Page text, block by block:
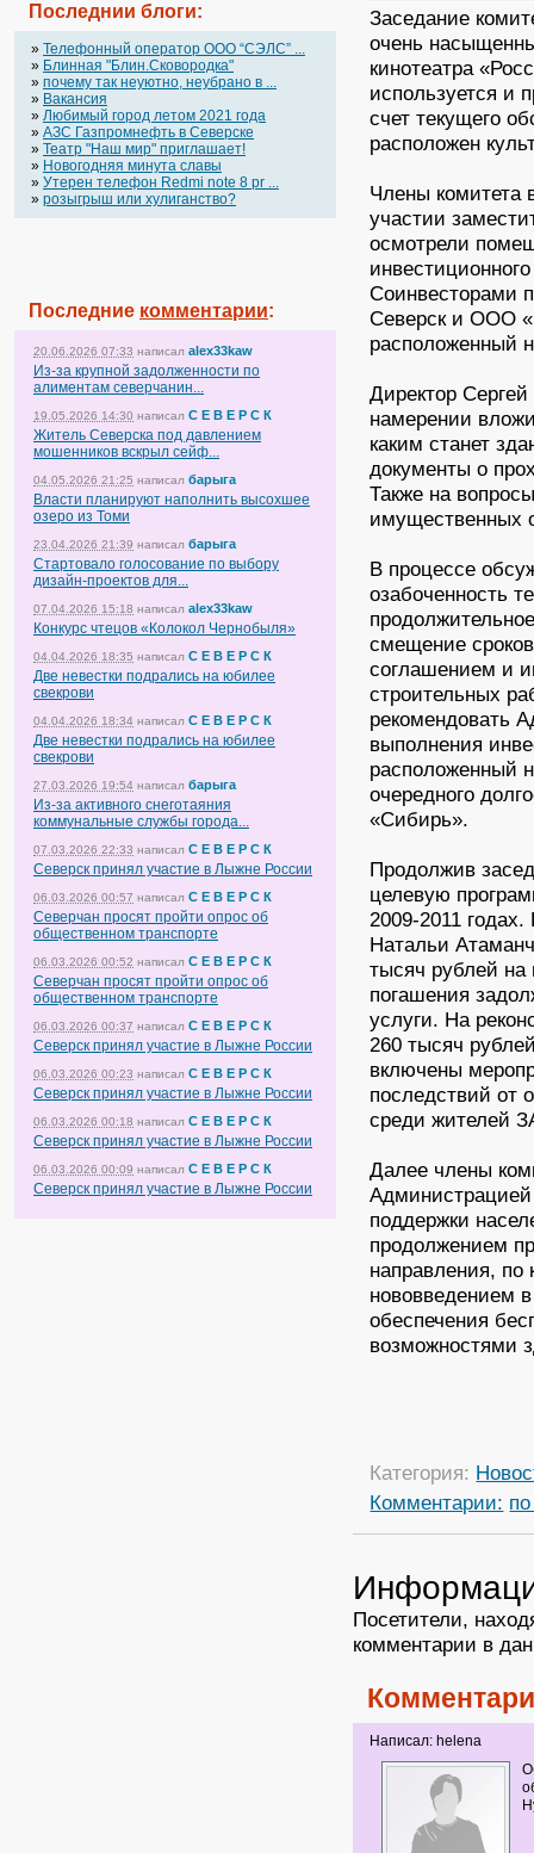
Последнии блоги:
» Телефонный оператор OOO “СЭЛС” ...
» Блинная "Блин.Сковородка"
» почему так неуютно, неубрано в ...
» Вакансия
» Любимый город летом 2021 года
» АЗС Газпромнефть в Северске
» Театр "Наш мир" приглашает!
» Новогодняя минута славы
» Утерен телефон Redmi note 8 pr ...
» розыгрыш или хулиганство?
Последние комментарии:
20.06.2026 07:33 написал alex33kaw
Из-за крупной задолженности по
алиментам северчанин...
19.05.2026 14:30 написал С Е В Е Р С К
Житель Северска под давлением
мошенников вскрыл сейф...
04.05.2026 21:25 написал барыга
Власти планируют наполнить высохшее
озеро из Томи
23.04.2026 21:39 написал барыга
Стартовало голосование по выбору
дизайн-проектов для...
07.04.2026 15:18 написал alex33kaw
Конкурс чтецов «Колокол Чернобыля»
04.04.2026 18:35 написал С Е В Е Р С К
Две невестки подрались на юбилее
свекрови
04.04.2026 18:34 написал С Е В Е Р С К
Две невестки подрались на юбилее
свекрови
27.03.2026 19:54 написал барыга
Из-за активного снеготаяния
коммунальные службы города...
07.03.2026 22:33 написал С Е В Е Р С К
Северск принял участие в Лыжне России
06.03.2026 00:57 написал С Е В Е Р С К
Северчан просят пройти опрос об
общественном транспорте
06.03.2026 00:52 написал С Е В Е Р С К
Северчан просят пройти опрос об
общественном транспорте
06.03.2026 00:37 написал С Е В Е Р С К
Северск принял участие в Лыжне России
06.03.2026 00:23 написал С Е В Е Р С К
Северск принял участие в Лыжне России
06.03.2026 00:18 написал С Е В Е Р С К
Северск принял участие в Лыжне России
06.03.2026 00:09 написал С Е В Е Р С К
Северск принял участие в Лыжне России
Заседание
очень
кинотеатра
используется и
счет текущего
расположен
Члены комитета
участии
осмотрели
Соинвесторами
Северск и ООО
расположенный
Директор
намерении
каким станет
документы о
Также на
имущественных
В процессе
озабоченность
смещение
соглашением и
строительных
рекомендовать
выполнения
расположенный
очередного
«Сибирь».
Продолжив
целевую
2009-2011
Натальи
тысяч рублей
погашения
услуги. На
260 тысяч
включены
последствий от
среди жителей
Далее члены
поддержки
продолжением
направления, по
нововведением
обеспечения
возможностями
Категория:
Комментарии:
Посетители,
комментарии в
Написал: helena